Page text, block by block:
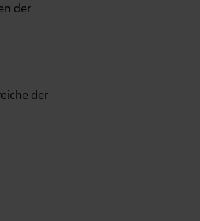
der
der